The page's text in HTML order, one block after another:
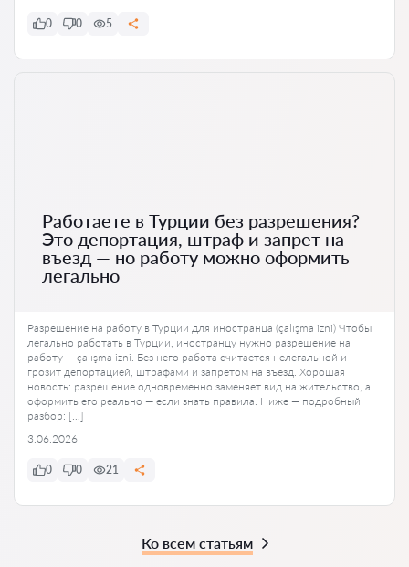
0 0 5
Работаете в Турции без разрешения?
Это депортация, штраф и запрет на
въезд — но работу можно оформить
легально
Разрешение на работу в Турции для иностранца (çalışma izni) Чтобы
легально работать в Турции, иностранцу нужно разрешение на
работу — çalışma izni. Без него работа считается нелегальной и
грозит депортацией, штрафами и запретом на въезд. Хорошая
новость: разрешение одновременно заменяет вид на жительство, а
оформить его реально — если знать правила. Ниже — подробный
разбор: […]
3.06.2026
0 0 21
Ко всем статьям